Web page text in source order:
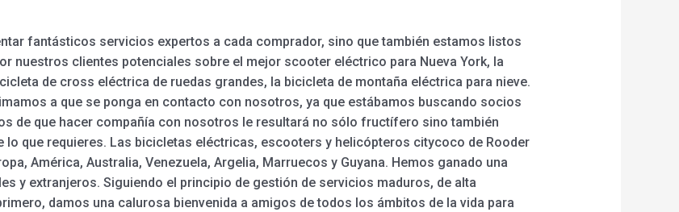
fantásticos servicios expertos a cada comprador, sino que también estamos listos
nuestros clientes potenciales sobre el mejor scooter eléctrico para Nueva York, la
de cross eléctrica de ruedas grandes, la bicicleta de montaña eléctrica para nieve.
a que se ponga en contacto con nosotros, ya que estábamos buscando socios
de que hacer compañía con nosotros le resultará no sólo fructífero sino también
lo que requieres. Las bicicletas eléctricas, escooters y helicópteros citycoco de Rooder
América, Australia, Venezuela, Argelia, Marruecos y Guyana. Hemos ganado una
y extranjeros. Siguiendo el principio de gestión de servicios maduros, de alta
damos una calurosa bienvenida a amigos de todos los ámbitos de la vida para